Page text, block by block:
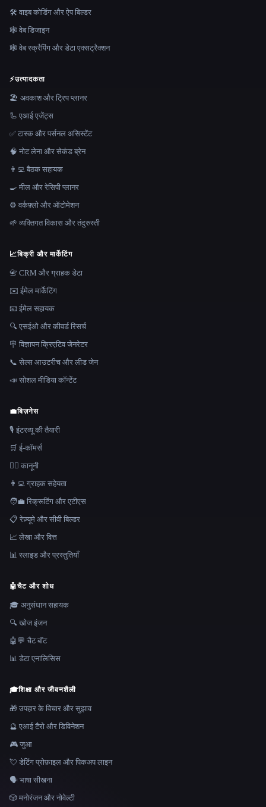
🛠️ वाइब कोडिंग और ऐप बिल्डर
🕸 वेब डिजाइन
🕸️ वेब स्क्रैपिंग और डेटा एक्सट्रैक्शन
⚡उत्पादकता
🏖 अवकाश और ट्रिप प्लानर
🦾 एआई एजेंट्स
✅ टास्क और पर्सनल असिस्टेंट
🧠 नोट लेना और सेकंड ब्रेन
👨‍💻 बैठक सहायक
🍳 मील और रेसिपी प्लानर
⚙️ वर्कफ़्लो और ऑटोमेशन
🌱 व्यक्तिगत विकास और तंदुरुस्ती
📈बिक्री और मार्केटिंग
📇 CRM और ग्राहक डेटा
✉️ ईमेल मार्केटिंग
📧 ईमेल सहायक
🔍 एसईओ और कीवर्ड रिसर्च
🪧 विज्ञापन क्रिएटिव जेनरेटर
📞 सेल्स आउटरीच और लीड जेन
📣 सोशल मीडिया कॉन्टेंट
💼बिज़नेस
🎙️ इंटरव्यू की तैयारी
🛒 ई-कॉमर्स
👩‍⚖️ कानूनी
👨‍💻 ग्राहक सहेयता
🧑‍💼 रिक्रूटिंग और एटीएस
📋 रेज़्यूमे और सीवी बिल्डर
📈 लेखा और वित्त
📊 स्लाइड और प्रस्तुतियाँ
🤖चैट और शोध
🎓 अनुसंधान सहायक
🔍 खोज इंजन
🤖💬 चैट बॉट
📊 डेटा एनालिसिस
🎓शिक्षा और जीवनशैली
🎁 उपहार के विचार और सुझाव
🔮 एआई टैरो और डिविनेशन
🎮 जुआ
💘 डेटिंग प्रोफ़ाइल और पिकअप लाइन
🗣️ भाषा सीखना
🎲 मनोरंजन और नोवेल्टी